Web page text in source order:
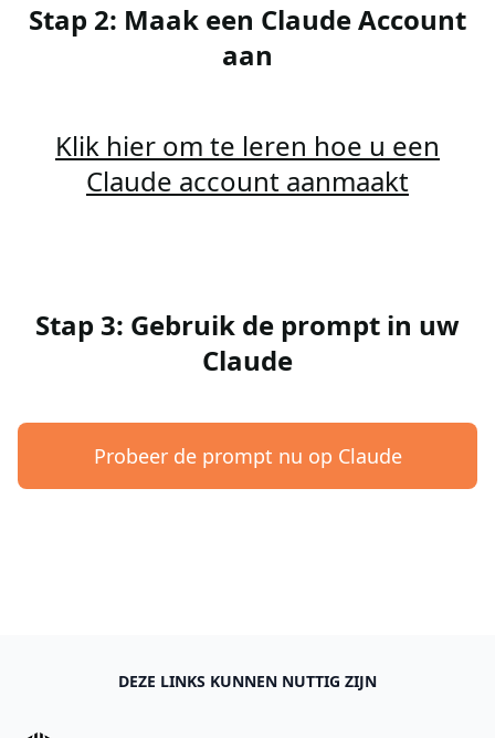
Stap 2: Maak een Claude Account
aan
Klik hier om te leren hoe u een
Claude account aanmaakt
Stap 3: Gebruik de prompt in uw
Claude
Probeer de prompt nu op Claude
DEZE LINKS KUNNEN NUTTIG ZIJN